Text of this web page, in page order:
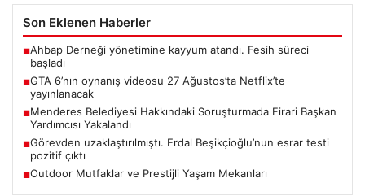
Son Eklenen Haberler
■Ahbap Derneği yönetimine kayyum atandı. Fesih süreci
başladı
■GTA 6’nın oynanış videosu 27 Ağustos’ta Netflix’te
yayınlanacak
■Menderes Belediyesi Hakkındaki Soruşturmada Firari Başkan
Yardımcısı Yakalandı
■Görevden uzaklaştırılmıştı. Erdal Beşikçioğlu’nun esrar testi
pozitif çıktı
■Outdoor Mutfaklar ve Prestijli Yaşam Mekanları